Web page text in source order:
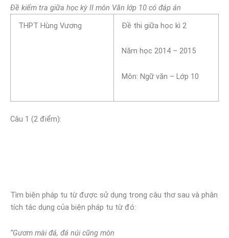
Đề kiểm tra giữa học kỳ II môn Văn lớp 10 có đáp án
THPT Hùng Vương
Đề thi giữa học kì 2
Năm học 2014 – 2015
Môn: Ngữ văn – Lớp 10
Câu 1 (2 điểm):
Tìm biện pháp tu từ được sử dụng trong câu thơ sau và phân
tích tác dụng của biện pháp tu từ đó:
“Gươm mài đá, đá núi cũng mòn